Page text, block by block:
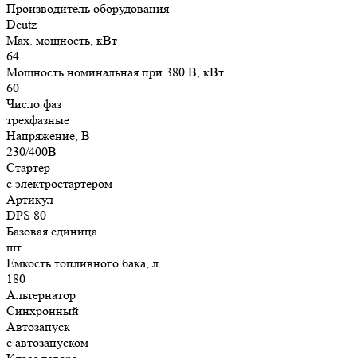
Производитель оборудования
Deutz
Max. мощность, кВт
64
Мощность номинальная при 380 В, кВт
60
Число фаз
трехфазные
Напряжение, В
230/400В
Стартер
с электростартером
Артикул
DPS 80
Базовая единица
шт
Емкость топливного бака, л
180
Альтернатор
Синхронный
Автозапуск
с автозапуском